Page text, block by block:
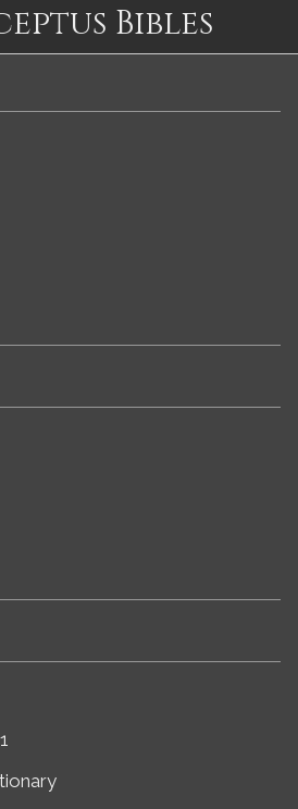
Bibles